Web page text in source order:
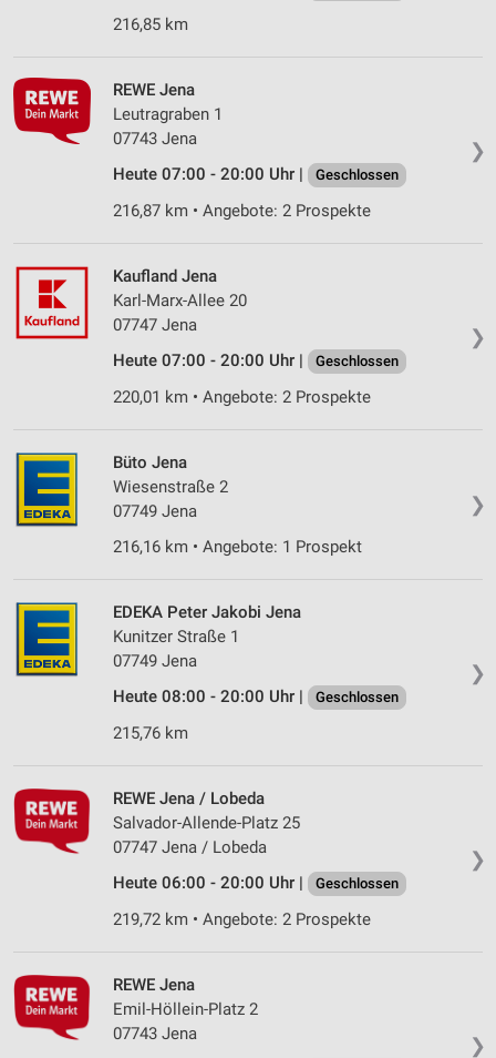
216,85 km
❯
REWE Jena
Leutragraben 1
07743 Jena
Heute 07:00 - 20:00 Uhr |
Geschlossen
216,87 km • Angebote: 2 Prospekte
❯
Kaufland Jena
Karl-Marx-Allee 20
07747 Jena
Heute 07:00 - 20:00 Uhr |
Geschlossen
220,01 km • Angebote: 2 Prospekte
❯
Büto Jena
Wiesenstraße 2
07749 Jena
216,16 km • Angebote: 1 Prospekt
❯
EDEKA Peter Jakobi Jena
Kunitzer Straße 1
07749 Jena
Heute 08:00 - 20:00 Uhr |
Geschlossen
215,76 km
❯
REWE Jena / Lobeda
Salvador-Allende-Platz 25
07747 Jena / Lobeda
Heute 06:00 - 20:00 Uhr |
Geschlossen
219,72 km • Angebote: 2 Prospekte
❯
REWE Jena
Emil-Höllein-Platz 2
07743 Jena